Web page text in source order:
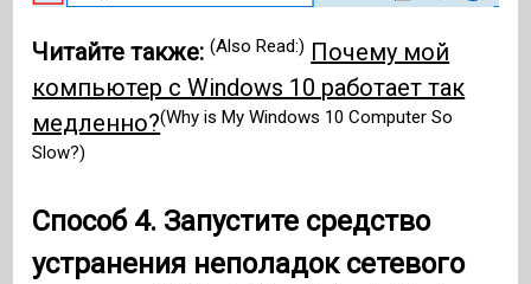
Читайте также:(Also Read:) Почему мой
компьютер с Windows 10 работает так
медленно?(Why is My Windows 10 Computer So
Slow?)
Способ 4. Запустите средство
устранения неполадок сетевого